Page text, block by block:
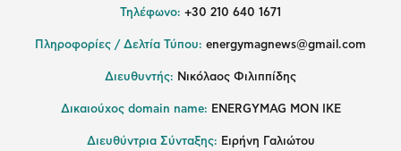
Τηλέφωνο: +30 210 640 1671
Πληροφορίες / Δελτία Τύπου: energymagnews@gmail.com
Διευθυντής: Νικόλαος Φιλιππίδης
Δικαιούχος domain name: ENERGYMAG ΜΟΝ ΙΚΕ
Διευθύντρια Σύνταξης: Ειρήνη Γαλιώτου